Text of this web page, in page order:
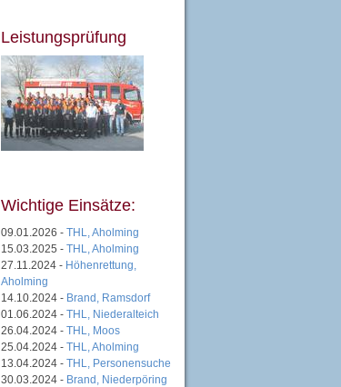
Leistungsprüfung
Wichtige Einsätze:
09.01.2026 - THL, Aholming
15.03.2025 - THL, Aholming
27.11.2024 - Höhenrettung,
Aholming
14.10.2024 - Brand, Ramsdorf
01.06.2024 - THL, Niederalteich
26.04.2024 - THL, Moos
25.04.2024 - THL, Aholming
13.04.2024 - THL, Personensuche
30.03.2024 - Brand, Niederpöring